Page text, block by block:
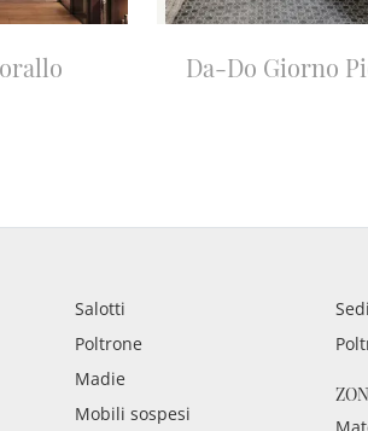
Da-Do Giorno
Salotti
Poltrone
Madie
Mobili sospesi